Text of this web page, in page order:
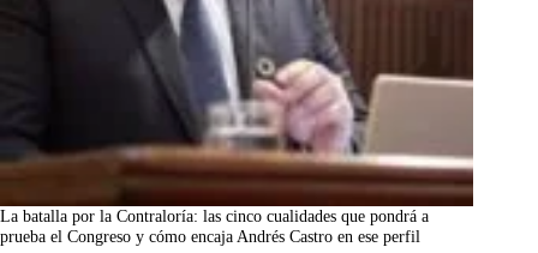
La batalla por la Contraloría: las cinco cualidades que pondrá a
prueba el Congreso y cómo encaja Andrés Castro en ese perfil